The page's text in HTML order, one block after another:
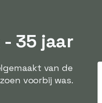
35 jaar
van de
voorbij was.